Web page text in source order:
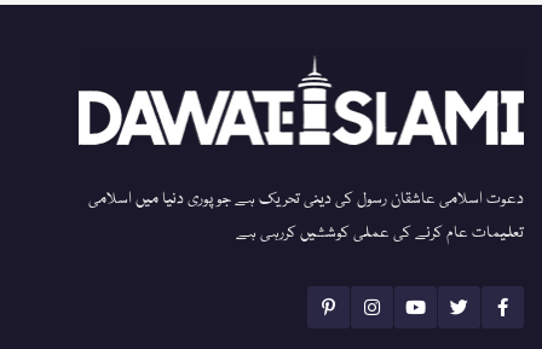
دعوت اسلامی عاشقان رسول کی دینی تحریک ہے جو پوری دنیا میں اسلامی
تعلیمات عام کرنے کی عملی کوششیں کررہی ہے